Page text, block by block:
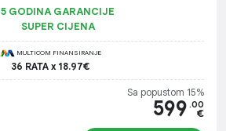
5 GODINA GARANCIJE
SUPER CIJENA
MULTICOM FINANSIRANJE
36 RATA x 18.97€
Sa popustom 15%
599 .00
€